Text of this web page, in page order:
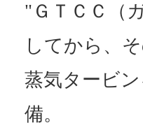
"ＧＴＣＣ（
してから、
蒸気タービ
備。